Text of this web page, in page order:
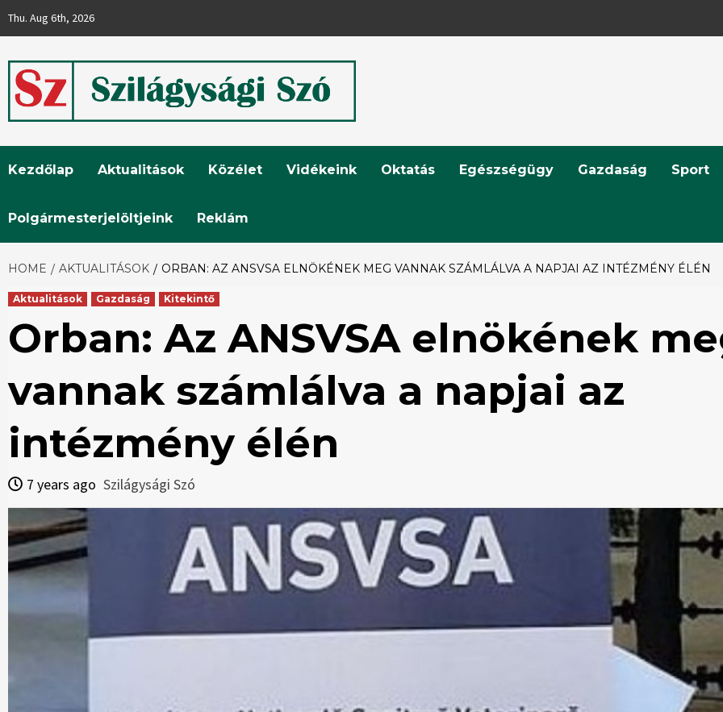
Thu. Aug 6th, 2026
Szilágysági
Szó
Kezdőlap Aktualitások Közélet Vidékeink Oktatás Egészségügy Gazdaság Sport
Polgármesterjelöltjeink Reklám
HOME AKTUALITÁSOK ORBAN: AZ ANSVSA ELNÖKÉNEK MEG VANNAK SZÁMLÁLVA A NAPJAI AZ INTÉZMÉNY ÉLÉN
Aktualitások Gazdaság Kitekintő
Orban: Az ANSVSA elnökének
vannak számlálva a napjai az
intézmény élén
7 years ago Szilágysági Szó